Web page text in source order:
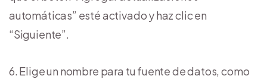
automáticas” esté activado y haz clic en
“Siguiente”.
6. Elige un nombre para tu fuente de datos, como